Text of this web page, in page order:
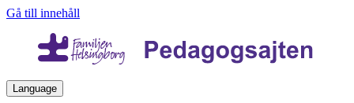
Gå till innehåll
Language